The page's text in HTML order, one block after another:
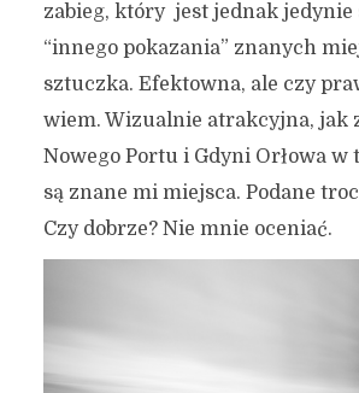
zabieg, który jest jednak
“innego pokazania” znanych
sztuczka. Efektowna, ale czy
wiem. Wizualnie atrakcyjna, jak
Nowego Portu i Gdyni Orłowa w
są znane mi miejsca. Podane
Czy dobrze? Nie mnie oceniać.